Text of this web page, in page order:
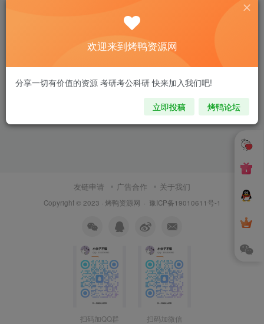
证书在线查询系统,资质证书显示网站
源码,证书查询自适应手机端
3年前
友链申请 广告合作 关于我们
Copyright © 2023 · 烤鸭资源网 · 豫ICP备19010611号-1
扫码加QQ群 扫码加微信
欢迎来到烤鸭资源网
分享一切有价值的资源 考研考公科研 快来加入我们吧!
立即投稿 烤鸭论坛